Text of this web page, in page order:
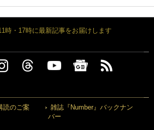
時・17時に最新記事をお届けします
読のご案
雑誌『Number』バックナン
バー